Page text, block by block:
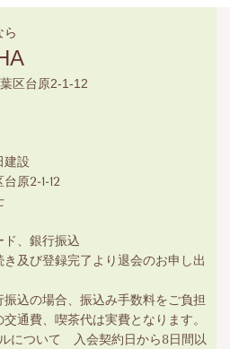
ら
区台原2-1-12
設
原2-1-12
、銀行振込
及び登録完了より退会のお申し出
込の場合、振込み手数料をご負担
通費、喫茶代は実費となります。
について 入会契約日から8日間以